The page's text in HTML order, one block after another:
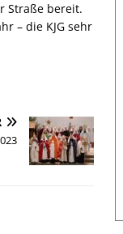
Straße bereit.
– die KJG sehr